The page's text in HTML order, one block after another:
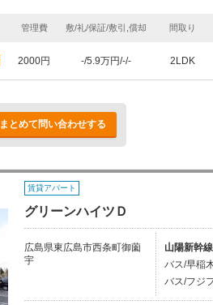
管理費 敷/礼/保証/敷引,償却 間取り
2000円 -/5.9万円/-/- 2LDK
まとめて問い合わせする
賃貸アパート
グリーンハイツＤ
広島県東広島市西条町御薗
宇
山陽新幹
バス/早稲
バス/フジ